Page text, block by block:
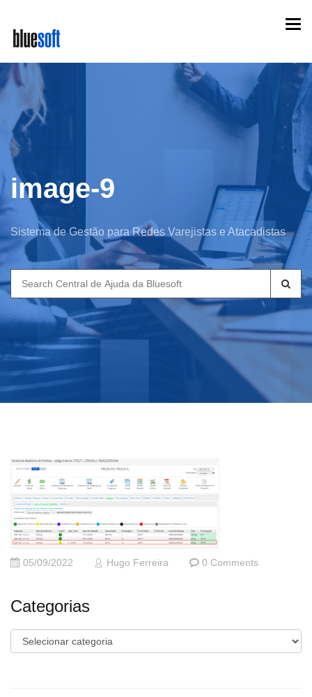
main
content
image-9
Sistema de Gestão para Redes Varejistas e Atacadistas
Search
for:
05/09/2022 Hugo Ferreira 0 Comments
Categorias
Categorias